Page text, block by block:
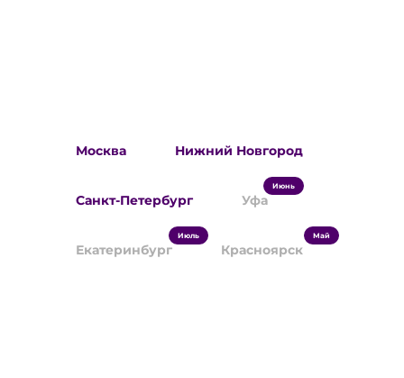
Москва Нижний Новгород
Санкт-Петербург
Июнь
Уфа
Июль
Екатеринбург
Май
Красноярск